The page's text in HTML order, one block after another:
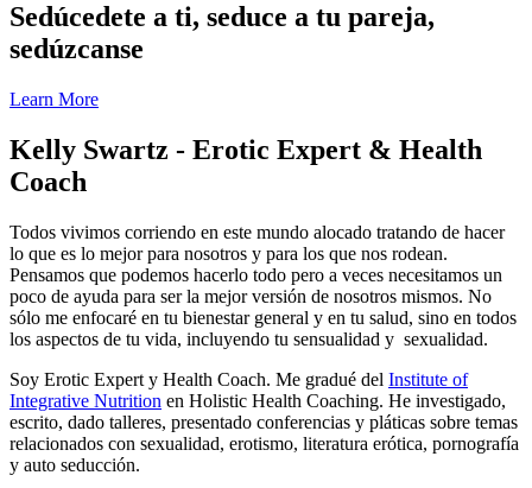
Sedúcedete a ti, seduce a tu pareja,
sedúzcanse
Learn More
Kelly Swartz - Erotic Expert & Health
Coach
Todos vivimos corriendo en este mundo alocado tratando de hacer
lo que es lo mejor para nosotros y para los que nos rodean.
Pensamos que podemos hacerlo todo pero a veces necesitamos un
poco de ayuda para ser la mejor versión de nosotros mismos. No
sólo me enfocaré en tu bienestar general y en tu salud, sino en todos
los aspectos de tu vida, incluyendo tu sensualidad y sexualidad.
Soy Erotic Expert y Health Coach. Me gradué del Institute of
Integrative Nutrition en Holistic Health Coaching. He investigado,
escrito, dado talleres, presentado conferencias y pláticas sobre temas
relacionados con sexualidad, erotismo, literatura erótica, pornografía
y auto seducción.